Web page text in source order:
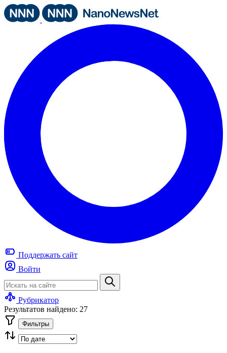
Поддержать сайт
Войти
Рубрикатор
Результатов найдено: 27
Фильтры